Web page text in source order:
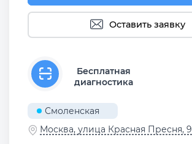
Оставить заявку
Бесплатная
диагностика
Смоленская
Москва, улица Красная Пресня, 9